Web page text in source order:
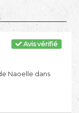
Avis vérifié
Naoelle dans